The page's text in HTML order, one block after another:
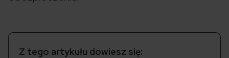
Z tego artykułu dowiesz się: